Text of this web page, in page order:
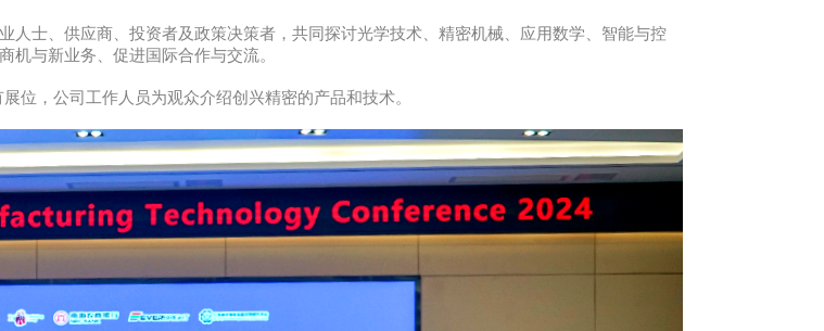
士、供应商、投资者及政策决策者，共同探讨光学技术、精密机械、应用数学、智能与控
与新业务、促进国际合作与交流。
位，公司工作人员为观众介绍创兴精密的产品和技术。